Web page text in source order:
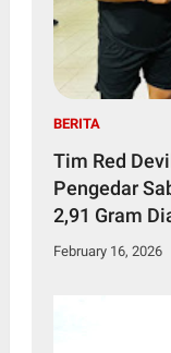
BERITA
Tim Red
Pengedar
2,91 Gram
February 16, 2026